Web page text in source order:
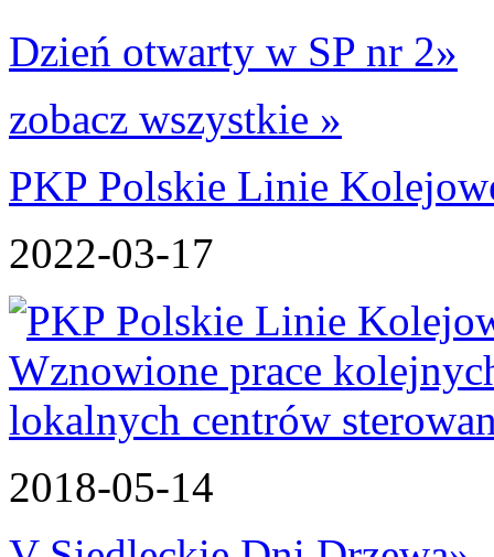
Dzień otwarty w SP nr 2»
zobacz wszystkie »
PKP Polskie Linie
2022-03-17
2018-05-14